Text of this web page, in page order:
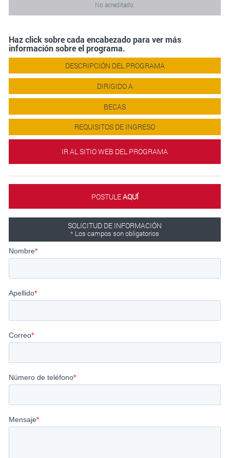
No acreditado.
Haz click sobre cada encabezado para ver más
información sobre el programa.
DESCRIPCIÓN DEL PROGRAMA
DIRIGIDO A
BECAS
REQUISITOS DE INGRESO
IR AL SITIO WEB DEL PROGRAMA
POSTULEAQUÍ́
SOLICITUD DE INFORMACIÓN
* Los campos son obligatorios